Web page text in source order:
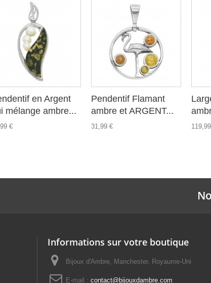
en Argent
mélange ambre...
€
Pendentif Flamant
ambre et ARGENT...
31,99 €
Informations sur votre boutique
Bijoux d'Ambre, Manchester, Royaume-Uni
E-mail : contact@bijouxdambre.com